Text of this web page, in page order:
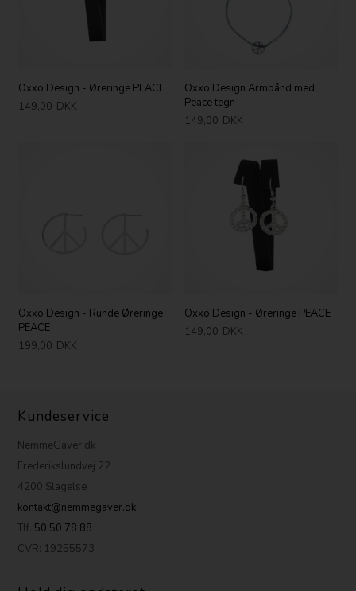
Oxxo Design - Øreringe PEACE
149,00 DKK
Oxxo Design Armbånd med
Peace tegn
149,00 DKK
Oxxo Design - Runde Øreringe
PEACE
199,00 DKK
Oxxo Design - Øreringe PEACE
149,00 DKK
Kundeservice
NemmeGaver.dk
Frederikslundvej 22
4200 Slagelse
kontakt@nemmegaver.dk
Tlf. 50 50 78 88
CVR: 19255573